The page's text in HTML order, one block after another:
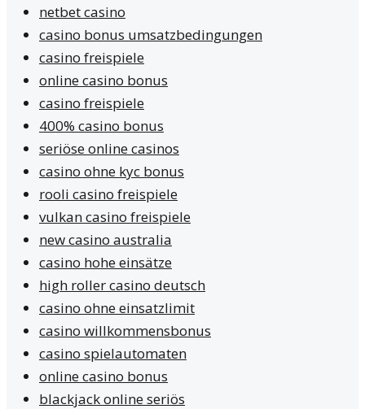
netbet casino
casino bonus umsatzbedingungen
casino freispiele
online casino bonus
casino freispiele
400% casino bonus
seriöse online casinos
casino ohne kyc bonus
rooli casino freispiele
vulkan casino freispiele
new casino australia
casino hohe einsätze
high roller casino deutsch
casino ohne einsatzlimit
casino willkommensbonus
casino spielautomaten
online casino bonus
blackjack online seriös